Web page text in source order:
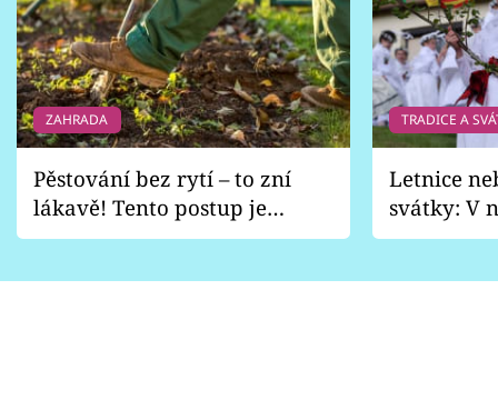
ZAHRADA
Pěstování bez rytí – to zní
lákavě! Tento postup je
vhodný jen pro některé
TRADICE A
Letnice
svátky: V
pondělí